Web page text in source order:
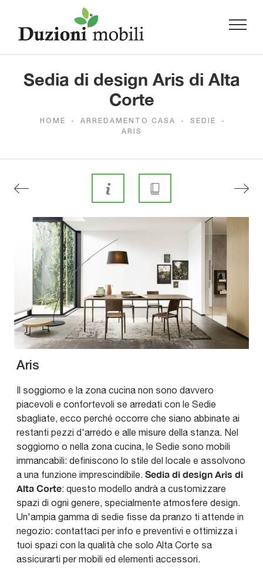
Sedia di design Aris di Alta
Corte
HOME - ARREDAMENTO CASA - SEDIE
-
ARIS
Aris
Il soggiorno e la zona cucina non sono davvero
piacevoli e confortevoli se arredati con le Sedie
sbagliate, ecco perché occorre che siano abbinate ai
restanti pezzi d'arredo e alle misure della stanza. Nel
soggiorno o nella zona cucina, le Sedie sono mobili
immancabili: definiscono lo stile del locale e assolvono
a una funzione imprescindibile. Sedia di design Aris di
Alta Corte: questo modello andrà a customizzare
spazi di ogni genere, specialmente atmosfere design.
Un'ampia gamma di sedie fisse da pranzo ti attende in
negozio: contattaci per info e preventivi e ottimizza i
tuoi spazi con la qualità che solo Alta Corte sa
assicurarti per mobili ed elementi accessori.